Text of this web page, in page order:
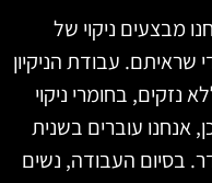
ניקוי של
עבודת הניקיון
בחומרי ניקוי
עוברים בשנית
העבודה, נשים